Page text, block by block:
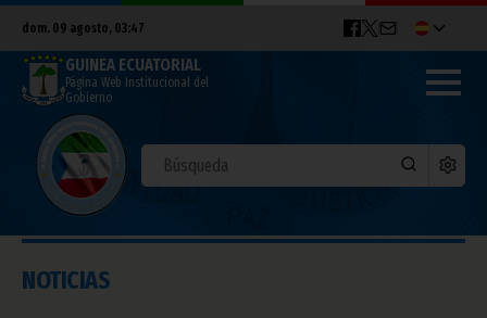
dom. 09 agosto, 03:47
GUINEA ECUATORIAL
Página Web Institucional del
Gobierno
NOTICIAS